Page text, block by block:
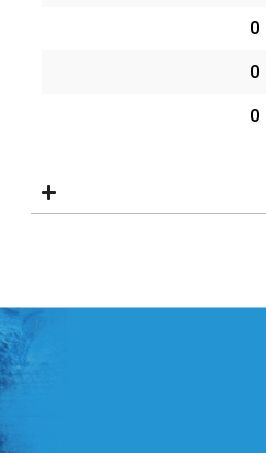
0
0
0